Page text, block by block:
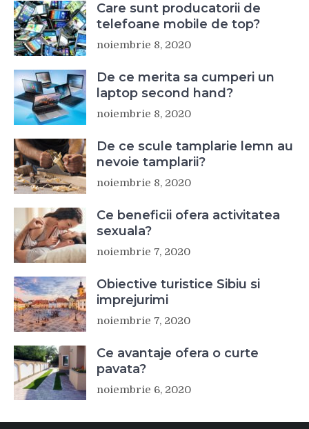
Care sunt producatorii de
telefoane mobile de top?
noiembrie 8, 2020
De ce merita sa cumperi un
laptop second hand?
noiembrie 8, 2020
De ce scule tamplarie lemn au
nevoie tamplarii?
noiembrie 8, 2020
Ce beneficii ofera activitatea
sexuala?
noiembrie 7, 2020
Obiective turistice Sibiu si
imprejurimi
noiembrie 7, 2020
Ce avantaje ofera o curte
pavata?
noiembrie 6, 2020